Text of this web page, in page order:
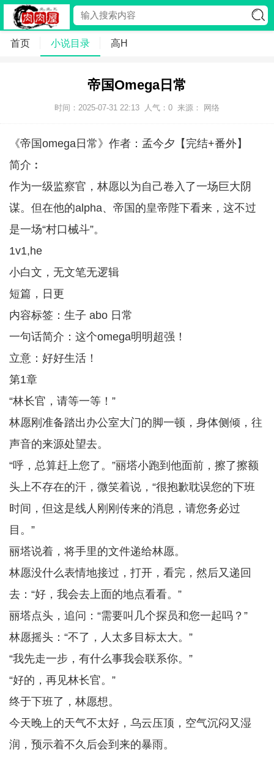
首页 小说目录 高H
帝国Omega日常
时间：2025-07-31 22:13 人气： 0 来源： 网络
《帝国omega日常》作者：孟今夕【完结+番外】
简介︰
作为一级监察官，林愿以为自己卷入了一场巨大阴
谋。但在他的alpha、帝国的皇帝陛下看来，这不过
是一场“村口械斗”。
1v1,he
小白文，无文笔无逻辑
短篇，日更
内容标签：生子 abo 日常
一句话简介：这个omega明明超强！
立意：好好生活！
第1章
“林长官，请等一等！”
林愿刚准备踏出办公室大门的脚一顿，身体侧倾，往
声音的来源处望去。
“呼，总算赶上您了。”丽塔小跑到他面前，擦了擦额
头上不存在的汗，微笑着说，“很抱歉耽误您的下班
时间，但这是线人刚刚传来的消息，请您务必过
目。”
丽塔说着，将手里的文件递给林愿。
林愿没什么表情地接过，打开，看完，然后又递回
去：“好，我会去上面的地点看看。”
丽塔点头，追问：“需要叫几个探员和您一起吗？”
林愿摇头：“不了，人太多目标太大。”
“我先走一步，有什么事我会联系你。”
“好的，再见林长官。”
终于下班了，林愿想。
今天晚上的天气不太好，乌云压顶，空气沉闷又湿
润，预示着不久后会到来的暴雨。